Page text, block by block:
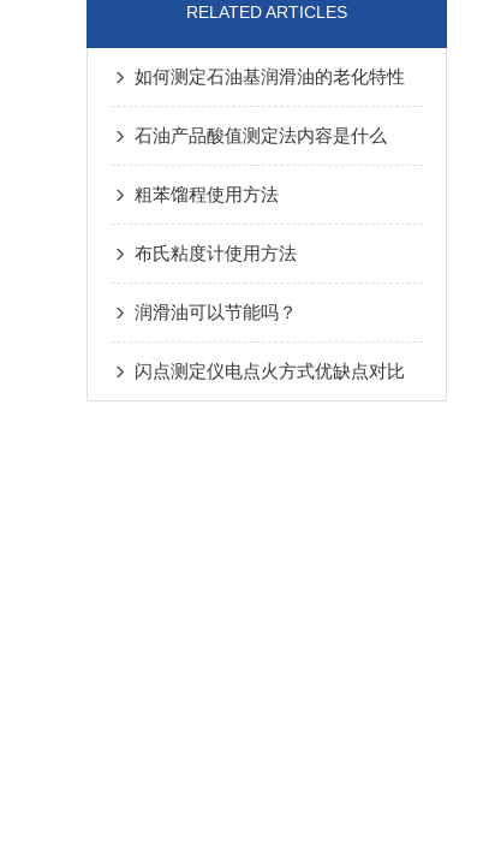
RELATED ARTICLES
如何测定石油基润滑油的老化特性
石油产品酸值测定法内容是什么
粗苯馏程使用方法
布氏粘度计使用方法
润滑油可以节能吗？
闪点测定仪电点火方式优缺点对比